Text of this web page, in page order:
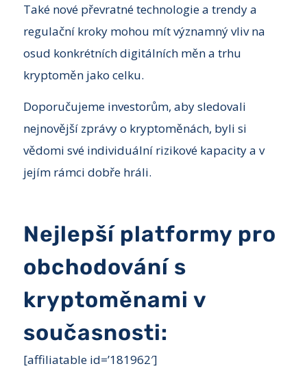
Také nové převratné technologie a trendy a
regulační kroky mohou mít významný vliv na
osud konkrétních digitálních měn a trhu
kryptoměn jako celku.
Doporučujeme investorům, aby sledovali
nejnovější zprávy o kryptoměnách, byli si
vědomi své individuální rizikové kapacity a v
jejím rámci dobře hráli.
Nejlepší platformy pro
obchodování s
kryptoměnami v
současnosti:
[affiliatable id=’181962′]